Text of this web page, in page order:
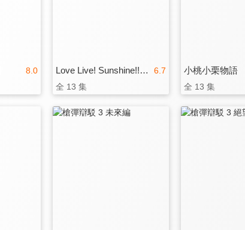
8.0 6.7
Love Live! Sunshine!! 第一季
全 13 集
小桃小栗物語
全 13 集